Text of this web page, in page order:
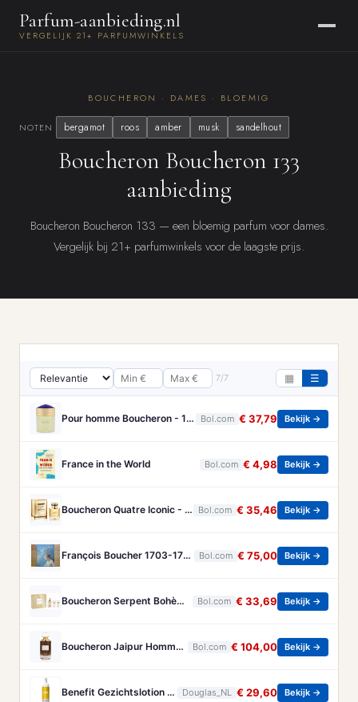
Parfum-aanbieding.nl
VERGELIJK 21+ PARFUMWINKELS
BOUCHERON · DAMES · BLOEMIG
NOTEN bergamot roos amber musk sandelhout
Boucheron Boucheron 133
aanbieding
Boucheron Boucheron 133 — een bloemig parfum voor dames.
Vergelijk bij 21+ parfumwinkels voor de laagste prijs.
7/7 ▦ ☰
Pour homme Boucheron - 100 ml - Eau de parfum Bol.com € 37,79 Bekijk →
France in the World Bol.com € 4,98 Bekijk →
Boucheron Quatre Iconic - 50 ml - eau de parfum spray - damesparfum Bol.com € 35,46 Bekijk →
François Boucher 1703-1770 - Brandt, Christa Bol.com € 75,00 Bekijk →
Boucheron Serpent Bohème Gift Set 50ml Eau de Parfum + 50ml Bath & Shower Gel + 50ml Body Lotion - Geschenkset Bol.com € 33,69 Bekijk →
Boucheron Jaipur Homme Eau de Parfum 100ml Spray Bol.com € 104,00 Bekijk →
Benefit Gezichtslotion The POREfessional Gezichtstoner Unisex 133ml Douglas_NL € 29,60 Bekijk →